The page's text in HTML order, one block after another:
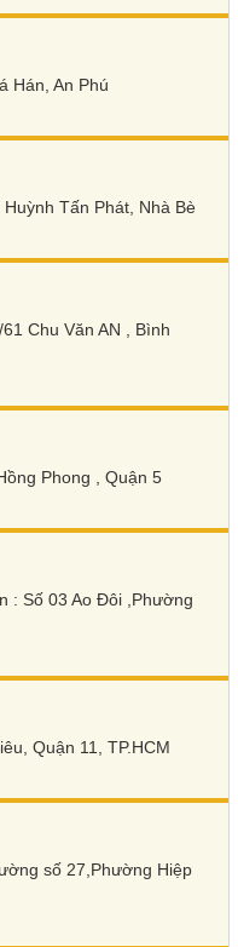
Hán, An Phú
Tấn Phát, Nhà Bè
Chu Văn AN , Bình
Phong , Quận 5
: Số 03 Ao Đôi ,Phường
Quận 11, TP.HCM
số 27,Phường Hiệp